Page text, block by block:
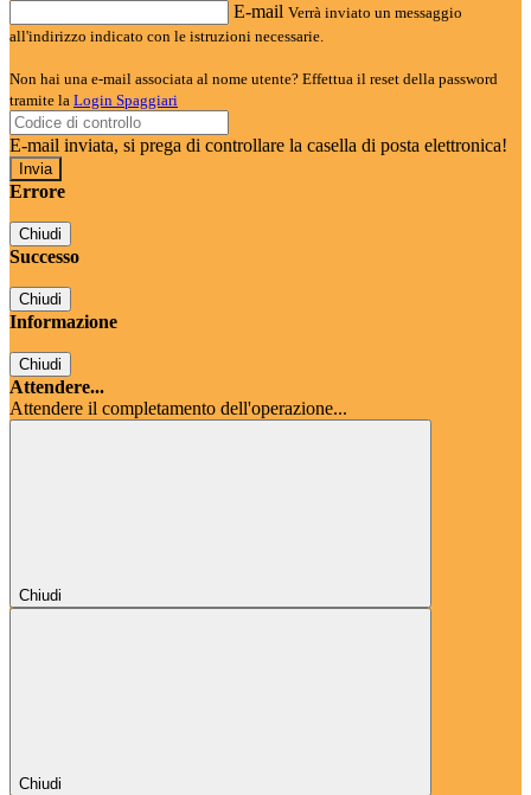
E-mail Verrà inviato un messaggio
all'indirizzo indicato con le istruzioni necessarie.
Non hai una e-mail associata al nome utente? Effettua il reset della password
tramite la Login Spaggiari
E-mail inviata, si prega di controllare la casella di posta elettronica!
Errore
Chiudi
Successo
Chiudi
Informazione
Chiudi
Attendere...
Attendere il completamento dell'operazione...
Chiudi
Chiudi